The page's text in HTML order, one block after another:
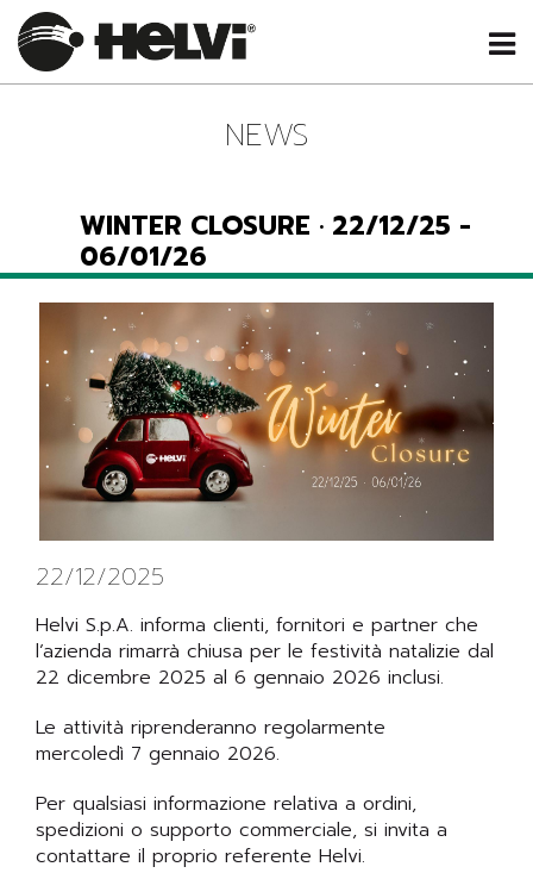
NEWS
WINTER CLOSURE · 22/12/25 -
06/01/26
22/12/2025
Helvi S.p.A. informa clienti, fornitori e partner che
l’azienda rimarrà chiusa per le festività natalizie dal
22 dicembre 2025 al 6 gennaio 2026 inclusi.
Le attività riprenderanno regolarmente
mercoledì 7 gennaio 2026.
Per qualsiasi informazione relativa a ordini,
spedizioni o supporto commerciale, si invita a
contattare il proprio referente Helvi.